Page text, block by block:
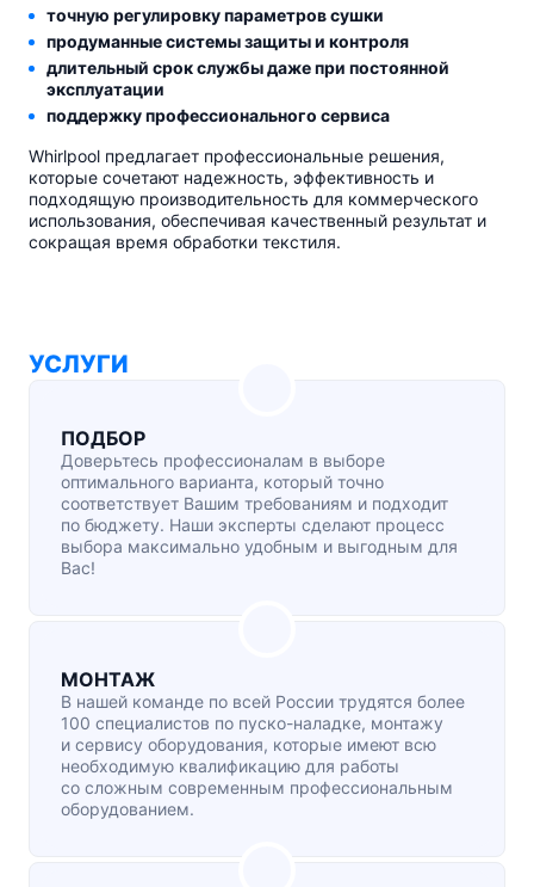
точную регулировку параметров сушки
продуманные системы защиты и контроля
длительный срок службы даже при постоянной
эксплуатации
поддержку профессионального сервиса
Whirlpool предлагает профессиональные решения,
которые сочетают надежность, эффективность и
подходящую производительность для коммерческого
использования, обеспечивая качественный результат и
сокращая время обработки текстиля.
УСЛУГИ
ПОДБОР
Доверьтесь профессионалам в выборе
оптимального варианта, который точно
соответствует Вашим требованиям и подходит
по бюджету. Наши эксперты сделают процесс
выбора максимально удобным и выгодным для
Вас!
МОНТАЖ
В нашей команде по всей России трудятся более
100 специалистов по пуско-наладке, монтажу
и сервису оборудования, которые имеют всю
необходимую квалификацию для работы
со сложным современным профессиональным
оборудованием.